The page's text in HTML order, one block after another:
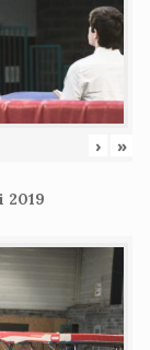
› »
2019